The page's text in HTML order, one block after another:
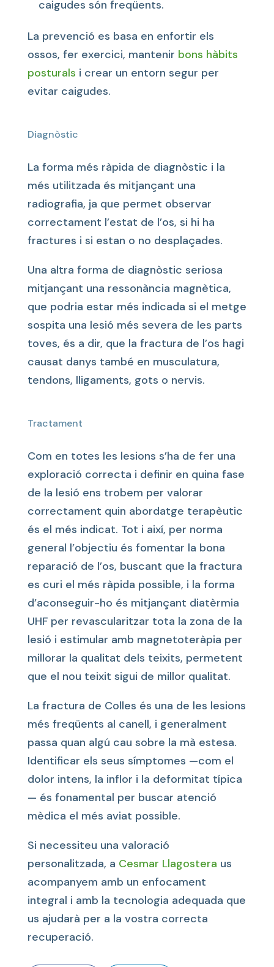
caigudes són freqüents.
La prevenció es basa en enfortir els
ossos, fer exercici, mantenir bons hàbits
posturals i crear un entorn segur per
evitar caigudes.
Diagnòstic
La forma més ràpida de diagnòstic i la
més utilitzada és mitjançant una
radiografia, ja que permet observar
correctament l’estat de l’os, si hi ha
fractures i si estan o no desplaçades.
Una altra forma de diagnòstic seriosa
mitjançant una ressonància magnètica,
que podria estar més indicada si el metge
sospita una lesió més severa de les parts
toves, és a dir, que la fractura de l’os hagi
causat danys també en musculatura,
tendons, lligaments, gots o nervis.
Tractament
Com en totes les lesions s’ha de fer una
exploració correcta i definir en quina fase
de la lesió ens trobem per valorar
correctament quin abordatge terapèutic
és el més indicat. Tot i així, per norma
general l’objectiu és fomentar la bona
reparació de l’os, buscant que la fractura
es curi el més ràpida possible, i la forma
d’aconseguir-ho és mitjançant diatèrmia
UHF per revascularitzar tota la zona de la
lesió i estimular amb magnetoteràpia per
millorar la qualitat dels teixits, permetent
que el nou teixit sigui de millor qualitat.
La fractura de Colles és una de les lesions
més freqüents al canell, i generalment
passa quan algú cau sobre la mà estesa.
Identificar els seus símptomes —com el
dolor intens, la inflor i la deformitat típica
— és fonamental per buscar atenció
mèdica el més aviat possible.
Si necessiteu una valoració
personalitzada, a Cesmar Llagostera us
acompanyem amb un enfocament
integral i amb la tecnologia adequada que
us ajudarà per a la vostra correcta
recuperació.